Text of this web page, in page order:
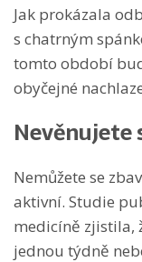
Jak prokázala
s chatrným
tomto období
obyčejné
Nevěnujete
Nemůžete se
aktivní. Studie
medicíně zjistila,
jednou týdně